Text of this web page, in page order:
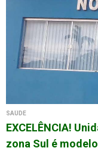
SAÚDE
EXCELÊNCIA!
zona Sul é